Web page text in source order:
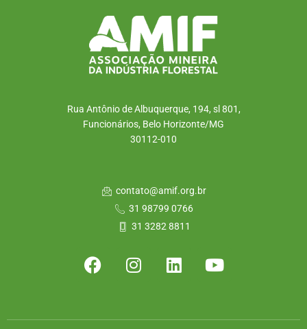
Rua Antônio de Albuquerque, 194, sl 801,
Funcionários, Belo Horizonte/MG
30112-010
contato@amif.org.br
31 98799 0766
31 3282 8811